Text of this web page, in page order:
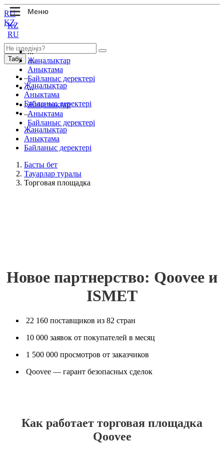
KZ
RU
...
Жаңалықтар
Анықтама
Байланыс деректері
...
Жаңалықтар
Анықтама
Байланыс деректері
RU
KZ
Табу
...
Жаңалықтар
Анықтама
Байланыс деректері
...
Жаңалықтар
Анықтама
Байланыс деректері
Басты бет
Тауарлар туралы
Торговая площадка
Новое партнерство: Qoovee и
ISMET
22 160 поставщиков из 82 стран
10 000 заявок от покупателей в месяц
1 500 000 просмотров от заказчиков
Qoovee — гарант безопасных сделок
Как работает торговая площадка
Qoovee